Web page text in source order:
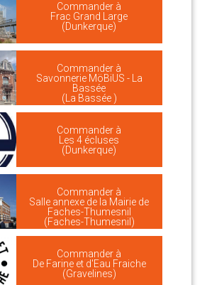
Commander à
Frac Grand Large
(Dunkerque)
Commander à
Savonnerie MöBiUS - La
Bassée
(La Bassée )
Commander à
Les 4 écluses
(Dunkerque)
Commander à
Salle annexe de la Mairie de
Faches-Thumesnil
(Faches-Thumesnil)
Commander à
De Farine et d'Eau Fraiche
(Gravelines)